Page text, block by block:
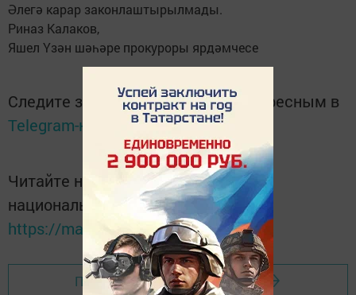
Әлегә карар законлаштырылмады.
Риназ Калаков,
Яшел Үзән шәһәре прокуроры ярдәмчесе
Следите за самым важным и интересным в
Telegram-канале
Татмедиа
Читайте новости Татарстана в
национальном мессенджере MАХ:
https://max.ru/tatmedia
Перейти на страницу новости